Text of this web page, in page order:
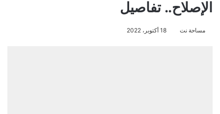
الإصلاح.. تفاصيل
مساحة نت 18 أكتوبر، 2022